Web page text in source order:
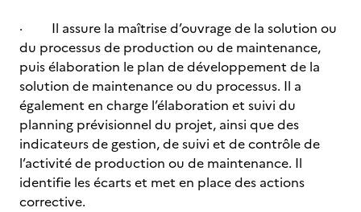
· Il assure la maîtrise d’ouvrage de la solution ou
du processus de production ou de maintenance,
puis élaboration le plan de développement de la
solution de maintenance ou du processus. Il a
également en charge l’élaboration et suivi du
planning prévisionnel du projet, ainsi que des
indicateurs de gestion, de suivi et de contrôle de
l’activité de production ou de maintenance. Il
identifie les écarts et met en place des actions
corrective.